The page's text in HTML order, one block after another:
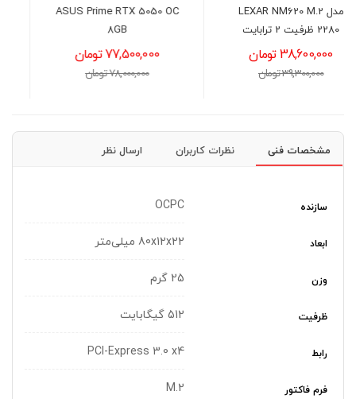
ASUS Prime RTX 5050 OC
8GB
77,500,000 تومان
78,000,000 تومان
LEXAR NS100 1TB
22,000,000 تومان
مشخصات فنی نظرات کاربران ارسال نظر
سازنده OCPC
ابعاد 80x12x22 میلی‌متر
وزن 25 گرم
ظرفیت 512 گیگابایت
رابط PCI-Express 3.0 x4
فرم فاکتور M.2